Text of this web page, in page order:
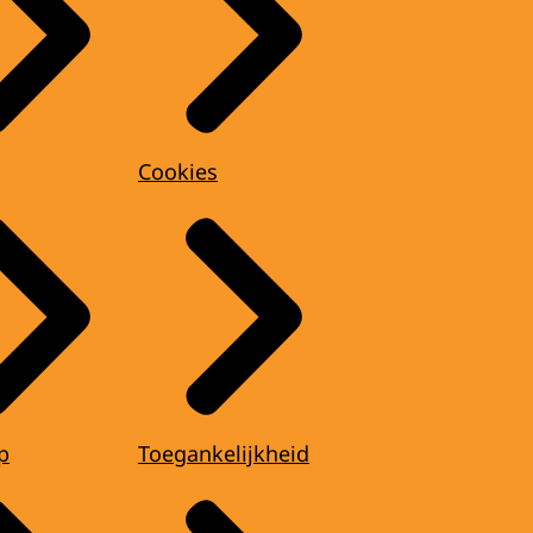
Cookies
Toegankelijkheid